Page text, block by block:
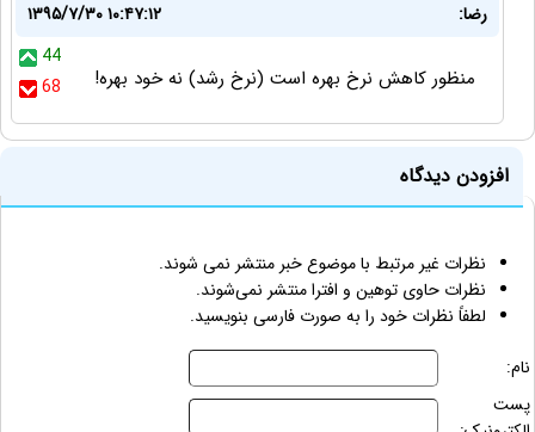
رضا:
۱۳۹۵/۷/۳۰ ۱۰:۴۷:۱۲
44
68
منظور کاهش نرخ بهره است (نرخ رشد) نه خود بهره!
افزودن دیدگاه
نظرات غیر مرتبط با موضوع خبر منتشر نمی شوند.
نظرات حاوی توهین و افترا منتشر نمی‌شوند.
لطفاً نظرات خود را به صورت فارسی بنویسید.
نام:
پست